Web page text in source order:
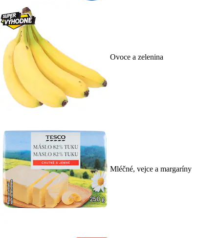
Ovoce a zelenina
Mléčné, vejce a margaríny